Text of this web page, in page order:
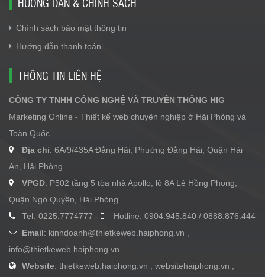
Chính sách bảo mật thông tin
Hướng dẫn thanh toán
THÔNG TIN LIÊN HỆ
CÔNG TY TNHH CÔNG NGHỆ VÀ TRUYỀN THÔNG HIG
Marketing Online - Thiết kế web chuyên nghiệp ở Hải Phòng và
Toàn Quốc
Địa chỉ: 6A/9/435A Đằng Hải, Phường Đằng Hải, Quận Hải
An, Hải Phòng
VPGD: P502 tầng 5 tòa nhà Apollo, lô 8A Lê Hồng Phong,
Quận Ngô Quyền, Hải Phòng
Tel: 0225.7774777 -
Hotline: 0904.945.840 / 0888.876.444
Email: kinhdoanh@thietkeweb.haiphong.vn ,
info@thietkeweb.haiphong.vn
Website: thietkeweb.haiphong.vn , websitehaiphong.vn ,